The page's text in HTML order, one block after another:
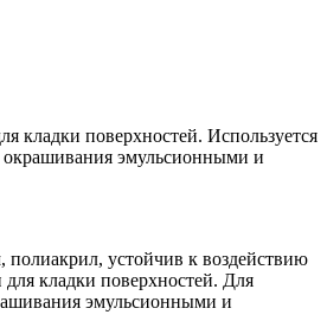
кладки поверхностей. Используется
окрашивания эмульсионными и
полиакрил, устойчив к воздействию
для кладки поверхностей. Для
эмульсионными и